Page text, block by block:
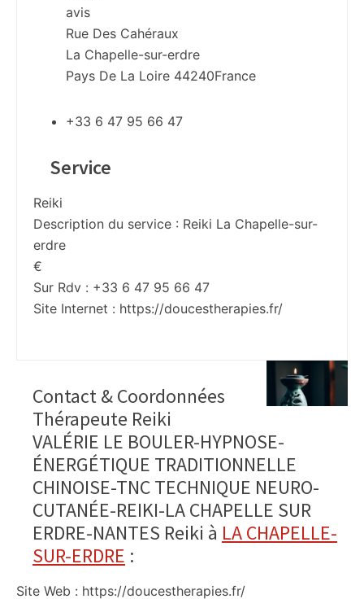
avis
Rue Des Cahéraux
La Chapelle-sur-erdre
Pays De La Loire 44240France
+33 6 47 95 66 47
Service
Reiki
Description du service : Reiki La Chapelle-sur-
erdre
€
Sur Rdv : +33 6 47 95 66 47
Site Internet : https://doucestherapies.fr/
Contact & Coordonnées
Thérapeute Reiki
VALÉRIE LE BOULER-HYPNOSE-
ÉNERGÉTIQUE TRADITIONNELLE
CHINOISE-TNC TECHNIQUE NEURO-
CUTANÉE-REIKI-LA CHAPELLE SUR
ERDRE-NANTES Reiki à LA CHAPELLE-
SUR-ERDRE :
Site Web : https://doucestherapies.fr/